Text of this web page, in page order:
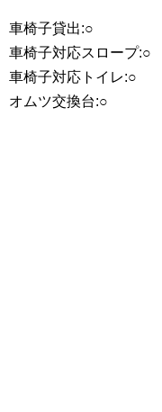
車椅子貸出:○
車椅子対応スロープ:○
車椅子対応トイレ:○
オムツ交換台:○